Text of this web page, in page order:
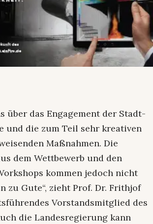
über das Engagement der Stadt-
und die zum Teil sehr kreativen
Maßnahmen. Die
dem Wettbewerb und den
kommen jedoch nicht
zu Gute“, zieht Prof. Dr. Frithjof
Vorstandsmitglied des
die Landesregierung kann